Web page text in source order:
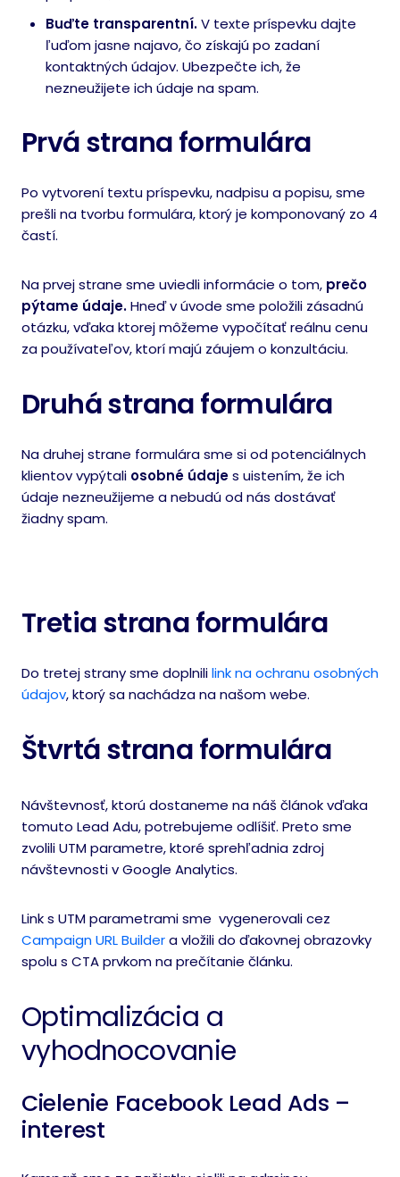
Buďte transparentní.V texte príspevku dajte
ľuďom jasne najavo, čo získajú po zadaní
kontaktných údajov. Ubezpečte ich, že
nezneužijete ich údaje na spam.
Prvá strana formulára
Po vytvorení textu príspevku, nadpisu a popisu, sme
prešli na tvorbu formulára, ktorý je komponovaný zo 4
častí.
Na prvej strane sme uviedli informácie o tom, prečo
pýtame údaje.Hneď v úvode sme položili zásadnú
otázku, vďaka ktorej môžeme vypočítať reálnu cenu
za používateľov, ktorí majú záujem o konzultáciu.
Druhá strana formulára
Na druhej strane formulára sme si od potenciálnych
klientov vypýtali osobné údajes uistením, že ich
údaje nezneužijeme a nebudú od nás dostávať
žiadny spam.
Tretia strana formulára
Do tretej strany sme doplnililink na ochranu osobných
údajov, ktorý sa nachádza na našom webe.
Štvrtá strana formulára
Návštevnosť, ktorú dostaneme na náš článok vďaka
tomuto Lead Adu, potrebujeme odlíšiť. Preto sme
zvolili UTM parametre, ktoré sprehľadnia zdroj
návštevnosti v Google Analytics.
Link s UTM parametrami sme vygenerovali cez
Campaign URL Buildera vložili do ďakovnej obrazovky
spolu s CTA prvkom na prečítanie článku.
Optimalizácia a
vyhodnocovanie
Cielenie Facebook Lead Ads –
interest